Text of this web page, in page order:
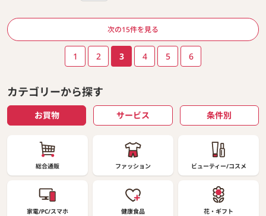
ページ送り
次の15件を見る
1 2 3 4 5 6
カテゴリーから探す
お買物 サービス 条件別
総合通販 ファッション ビューティー/コスメ
家電/PC/スマホ 健康食品 花・ギフト